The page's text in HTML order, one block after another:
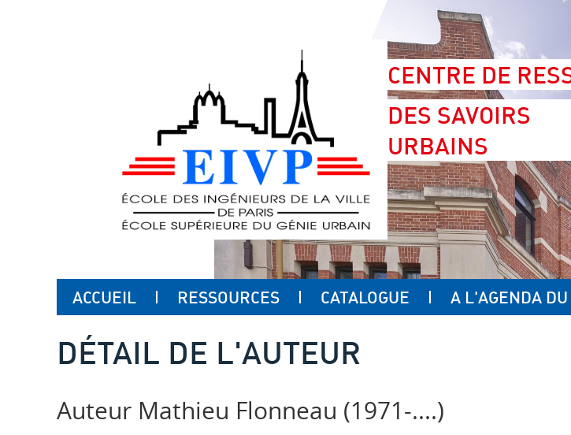
CENTRE DE
DES SAVOIRS
URBAINS
ACCUEIL RESSOURCES CATALOGUE A L'AGENDA
DÉTAIL DE L'AUTEUR
Auteur Mathieu Flonneau (1971-....)